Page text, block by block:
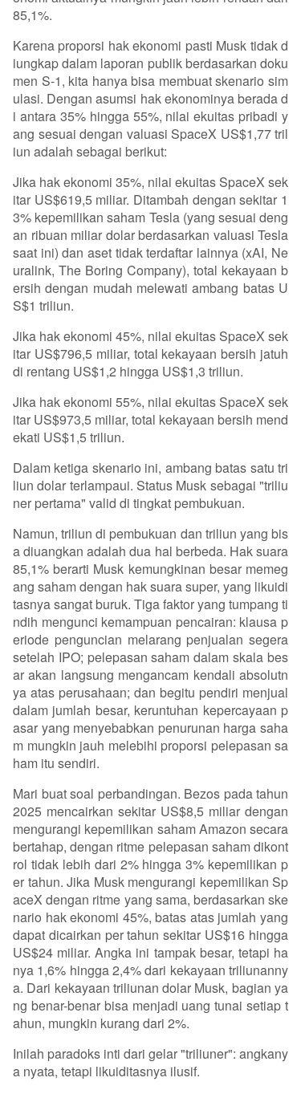
85,1%.
Karena proporsi hak ekonomi pasti Musk tidak d
iungkap dalam laporan publik berdasarkan doku
men S-1, kita hanya bisa membuat skenario sim
ulasi. Dengan asumsi hak ekonominya berada d
i antara 35% hingga 55%, nilai ekuitas pribadi y
ang sesuai dengan valuasi SpaceX US$1,77 tril
iun adalah sebagai berikut:
Jika hak ekonomi 35%, nilai ekuitas SpaceX sek
itar US$619,5 miliar. Ditambah dengan sekitar 1
3% kepemilikan saham Tesla (yang sesuai deng
an ribuan miliar dolar berdasarkan valuasi Tesla
saat ini) dan aset tidak terdaftar lainnya (xAI, Ne
uralink, The Boring Company), total kekayaan b
ersih dengan mudah melewati ambang batas U
S$1 triliun.
Jika hak ekonomi 45%, nilai ekuitas SpaceX sek
itar US$796,5 miliar, total kekayaan bersih jatuh
di rentang US$1,2 hingga US$1,3 triliun.
Jika hak ekonomi 55%, nilai ekuitas SpaceX sek
itar US$973,5 miliar, total kekayaan bersih mend
ekati US$1,5 triliun.
Dalam ketiga skenario ini, ambang batas satu tri
liun dolar terlampaui. Status Musk sebagai "triliu
ner pertama" valid di tingkat pembukuan.
Namun, triliun di pembukuan dan triliun yang bis
a diuangkan adalah dua hal berbeda. Hak suara
85,1% berarti Musk kemungkinan besar memeg
ang saham dengan hak suara super, yang likuidi
tasnya sangat buruk. Tiga faktor yang tumpang ti
ndih mengunci kemampuan pencairan: klausa p
eriode penguncian melarang penjualan segera
setelah IPO; pelepasan saham dalam skala bes
ar akan langsung mengancam kendali absolutn
ya atas perusahaan; dan begitu pendiri menjual
dalam jumlah besar, keruntuhan kepercayaan p
asar yang menyebabkan penurunan harga saha
m mungkin jauh melebihi proporsi pelepasan sa
ham itu sendiri.
Mari buat soal perbandingan. Bezos pada tahun
2025 mencairkan sekitar US$8,5 miliar dengan
mengurangi kepemilikan saham Amazon secara
bertahap, dengan ritme pelepasan saham dikont
rol tidak lebih dari 2% hingga 3% kepemilikan p
er tahun. Jika Musk mengurangi kepemilikan Sp
aceX dengan ritme yang sama, berdasarkan ske
nario hak ekonomi 45%, batas atas jumlah yang
dapat dicairkan per tahun sekitar US$16 hingga
US$24 miliar. Angka ini tampak besar, tetapi ha
nya 1,6% hingga 2,4% dari kekayaan triliunanny
a. Dari kekayaan triliunan dolar Musk, bagian ya
ng benar-benar bisa menjadi uang tunai setiap t
ahun, mungkin kurang dari 2%.
Inilah paradoks inti dari gelar "triliuner": angkany
a nyata, tetapi likuiditasnya ilusif.